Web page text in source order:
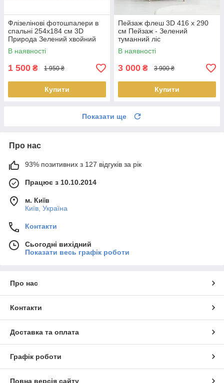
Флізелінові фотошпалери в
спальні 254x184 см 3D
Природа Зелений хвойний
ліс у тумані (14210V4)
Найкраща якість
В наявності
1 500 ₴ 1 950 ₴
Купити
Пейзаж флеш 3D 416 x 290
см Пейзаж - Зелений
туманний ліс
(13026VEXXXXL) Найкраща
якість
В наявності
3 000 ₴ 3 900 ₴
Купити
Показати ще
Про нас
93% позитивних з 127 відгуків за рік
Працює з 10.10.2014
м. Київ
Київ, Україна
Контакти
Сьогодні вихідний
Показати весь графік роботи
Про нас
Контакти
Доставка та оплата
Графік роботи
Повна версія сайту